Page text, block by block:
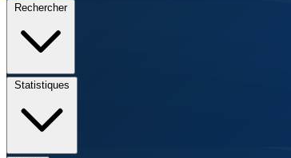
Rechercher
Statistiques